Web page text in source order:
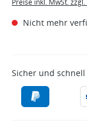
Preise inkl. MwSt.
Nicht mehr
Sicher und